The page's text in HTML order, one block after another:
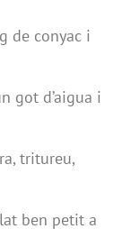
de conyac i
got d’aigua i
tritureu,
ben petit a